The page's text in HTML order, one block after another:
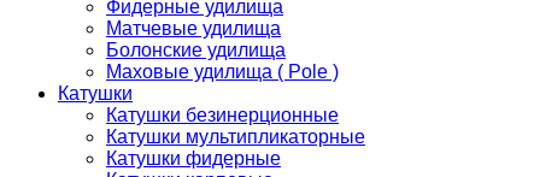
Фидерные удилища
Матчевые удилища
Болонские удилища
Маховые удилища ( Pole )
Катушки
Катушки безинерционные
Катушки мультипликаторные
Катушки фидерные